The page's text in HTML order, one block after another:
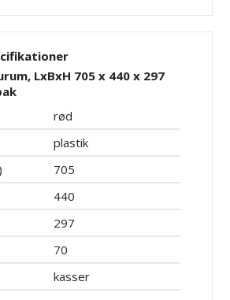
LxBxH 705 x 440 x 297
rød
plastik
705
440
297
70
kasser